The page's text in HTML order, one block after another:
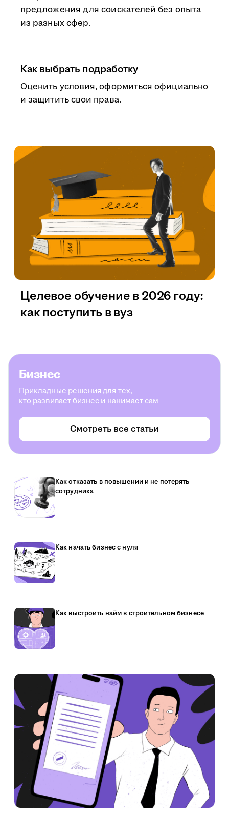
предложения для соискателей без опыта
из разных сфер.
Как выбрать подработку
Оценить условия, оформиться официально
и защитить свои права.
Целевое обучение в 2026 году:
как поступить в вуз
Бизнес
Прикладные решения для тех,
кто развивает бизнес и нанимает сам
Смотреть все статьи
Как отказать в повышении и не потерять
сотрудника
Как начать бизнес с нуля
Как выстроить найм в строительном бизнесе